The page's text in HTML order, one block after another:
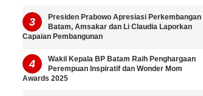
Presiden Prabowo Apresiasi Perkembangan
Batam, Amsakar dan Li Claudia Laporkan
Capaian Pembangunan
Wakil Kepala BP Batam Raih Penghargaan
Perempuan Inspiratif dan Wonder Mom
Awards 2025